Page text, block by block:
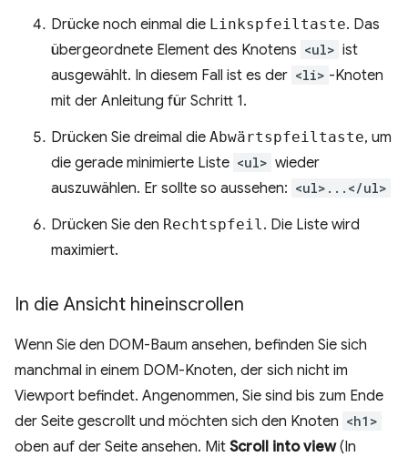
Drücke noch einmal die Linkspfeiltaste. Das
übergeordnete Element des Knotens <ul> ist
ausgewählt. In diesem Fall ist es der <li> -Knoten
mit der Anleitung für Schritt 1.
Drücken Sie dreimal die Abwärtspfeiltaste, um
die gerade minimierte Liste <ul> wieder
auszuwählen. Er sollte so aussehen: <ul>...</ul>
Drücken Sie den Rechtspfeil . Die Liste wird
maximiert.
In die Ansicht hineinscrollen
Wenn Sie den DOM-Baum ansehen, befinden Sie sich
manchmal in einem DOM-Knoten, der sich nicht im
Viewport befindet. Angenommen, Sie sind bis zum Ende
der Seite gescrollt und möchten sich den Knoten <h1>
oben auf der Seite ansehen. Mit Scroll into view(In